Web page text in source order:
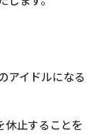
アイドルになる
止することを